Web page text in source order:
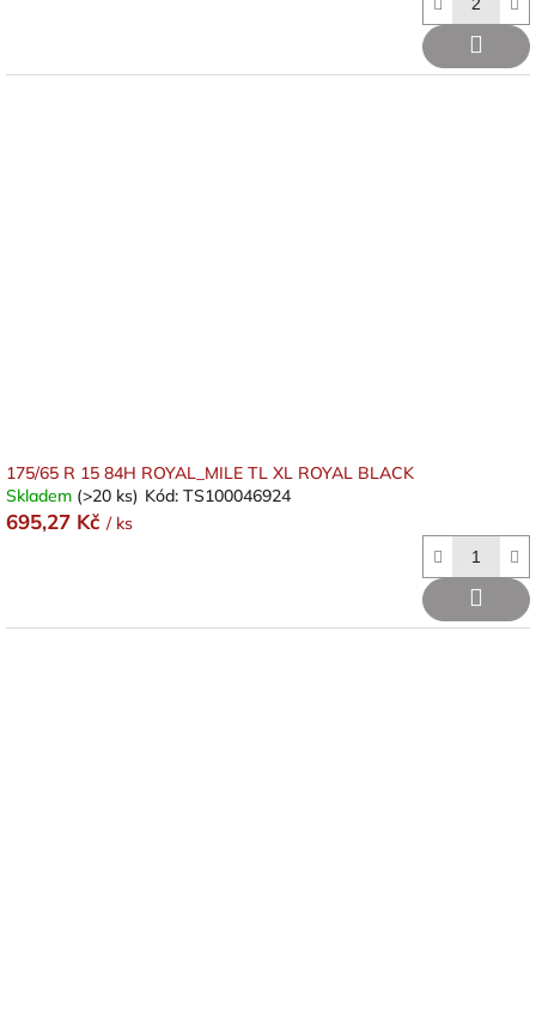
175/65 R 15 84H ROYAL_MILE TL XL ROYAL BLACK
Skladem (>20 ks) Kód: TS100046924
695,27 Kč / ks